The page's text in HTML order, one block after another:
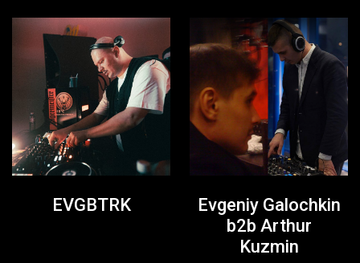
EVGBTRK
Evgeniy Galochkin
b2b Arthur
Kuzmin